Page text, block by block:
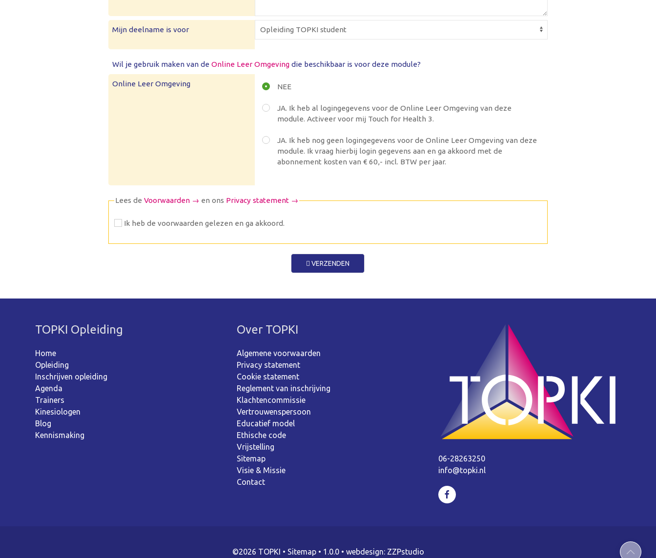
Mijn deelname is voor
Wil je gebruik maken van de Online Leer Omgeving die beschikbaar is voor deze module?
Online Leer Omgeving NEE
JA. Ik heb al logingegevens voor de Online Leer Omgeving van deze
module. Activeer voor mij Touch for Health 3.
JA. Ik heb nog geen logingegevens voor de Online Leer Omgeving van deze
module. Ik vraag hierbij login gegevens aan en ga akkoord met de
abonnement kosten van € 60,- incl. BTW per jaar.
Lees deVoorwaarden → en ons Privacy statement →
Ik heb de voorwaarden gelezen en ga akkoord.
VERZENDEN
TOPKI Opleiding
Home
Opleiding
Inschrijven opleiding
Agenda
Trainers
Kinesiologen
Blog
Kennismaking
Over TOPKI
Algemene voorwaarden
Privacy statement
Cookie statement
Reglement van inschrijving
Klachtencommissie
Vertrouwenspersoon
Educatief model
Ethische code
Vrijstelling
Sitemap
Visie & Missie
Contact
06-28263250
info@topki.nl
©2026 TOPKI • Sitemap• 1.0.0 • webdesign: ZZPstudio